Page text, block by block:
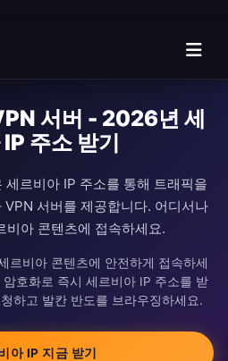
서버 - 2026년 세
주소 받기
르비아 IP 주소를 통해 트래픽을
서버를 제공합니다. 어디서나
비아 콘텐츠에 접속하세요.
르비아 콘텐츠에 안전하게 접속하세
호화로 즉시 세르비아 IP 주소를 받
하고 발칸 반도를 브라우징하세요.
아 IP 지금 받기